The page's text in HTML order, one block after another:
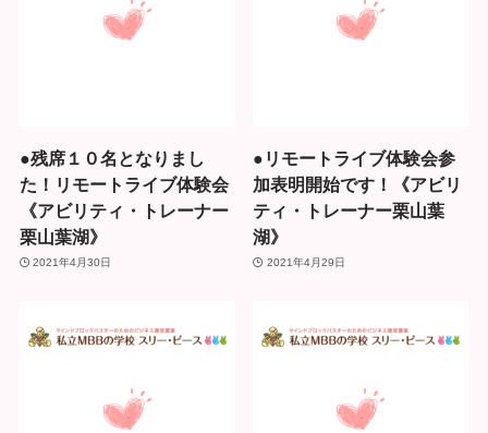
●残席１０名となりまし
た！リモートライブ体験会
《アビリティ・トレーナー
栗山葉湖》
2021年4月30日
●リモートライブ体験会参
加表明開始です！《アビリ
ティ・トレーナー栗山葉
湖》
2021年4月29日